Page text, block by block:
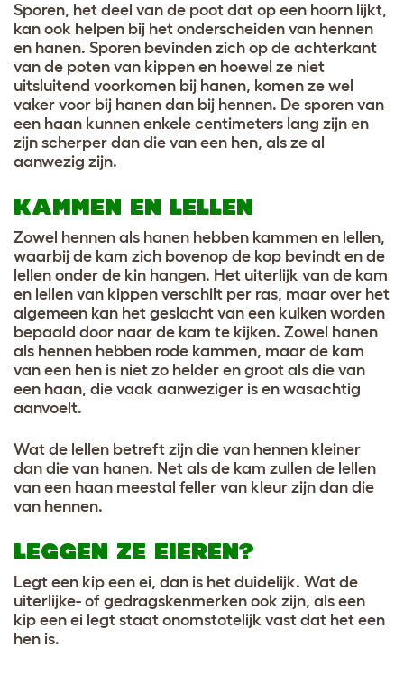
Sporen, het deel van de poot dat op een hoorn lijkt,
kan ook helpen bij het onderscheiden van hennen
en hanen. Sporen bevinden zich op de achterkant
van de poten van kippen en hoewel ze niet
uitsluitend voorkomen bij hanen, komen ze wel
vaker voor bij hanen dan bij hennen. De sporen van
een haan kunnen enkele centimeters lang zijn en
zijn scherper dan die van een hen, als ze al
aanwezig zijn.
KAMMEN EN LELLEN
Zowel hennen als hanen hebben kammen en lellen,
waarbij de kam zich bovenop de kop bevindt en de
lellen onder de kin hangen. Het uiterlijk van de kam
en lellen van kippen verschilt per ras, maar over het
algemeen kan het geslacht van een kuiken worden
bepaald door naar de kam te kijken. Zowel hanen
als hennen hebben rode kammen, maar de kam
van een hen is niet zo helder en groot als die van
een haan, die vaak aanweziger is en wasachtig
aanvoelt.
Wat de lellen betreft zijn die van hennen kleiner
dan die van hanen. Net als de kam zullen de lellen
van een haan meestal feller van kleur zijn dan die
van hennen.
LEGGEN ZE EIEREN?
Legt een kip een ei, dan is het duidelijk. Wat de
uiterlijke- of gedragskenmerken ook zijn, als een
kip een ei legt staat onomstotelijk vast dat het een
hen is.